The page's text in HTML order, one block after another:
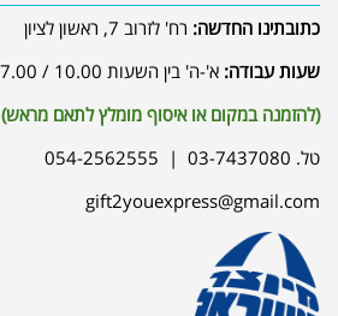
כתובתינו החדשה: רח' לזרוב 7, ראשון לציון
שעות עבודה: א'-ה' בין השעות 10.00 / 17.00
(להזמנה במקום או איסוף מומלץ לתאם מראש)
טל. 03-7437080 | 054-2562555
gift2youexpress@gmail.com